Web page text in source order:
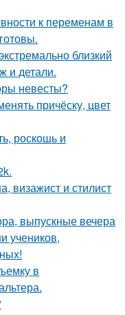
к переменам в
близкий
и детали.
невесты?
причёску, цвет
роскошь и
визажист и стилист
выпускные вечера
учеников,
в